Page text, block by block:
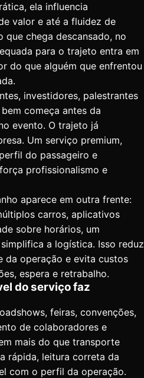
ela influencia
valor e até a fluidez de
que chega descansado, no
para o trajeto entra em
do que alguém que enfrentou
investidores, palestrantes
começa antes da
evento. O trajeto já
Um serviço premium,
do passageiro e
profissionalismo e
aparece em outra frente:
carros, aplicativos
sobre horários, um
a logística. Isso reduz
da operação e evita custos
espera e retrabalho.
do serviço faz
feiras, convenções,
de colaboradores e
mais do que transporte
rápida, leitura correta da
com o perfil da operação.